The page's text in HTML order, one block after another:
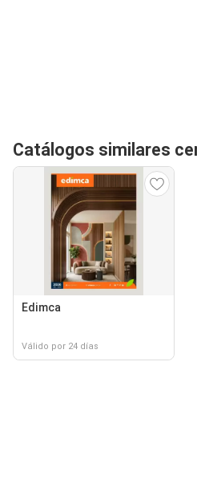
Catálogos similares
Edimca
Válido por 24 días